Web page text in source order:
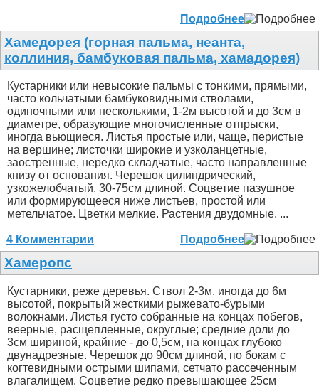
Подробнее
Хамедорея (горная пальма, неанта,
коллиния, бамбуковая пальма, хамадорея)
Кустарники или невысокие пальмы с тонкими, прямыми,
часто кольчатыми бамбуковидными стволами,
одиночными или несколькими, 1-2м высотой и до 3см в
диаметре, образующие многочисленные отпрыски,
иногда вьющиеся. Листья простые или, чаще, перистые
на вершине; листочки широкие и узколанцетные,
заостренные, нередко складчатые, часто направленные
книзу от основания. Черешок цилиндрический,
узкожелобчатый, 30-75см длиной. Соцветие пазушное
или формирующееся ниже листьев, простой или
метельчатое. Цветки мелкие. Растения двудомные. ...
4 Комментарии Подробнее
Хамеропс
Кустарники, реже деревья. Ствол 2-3м, иногда до 6м
высотой, покрытый жесткими рыжевато-бурыми
волокнами. Листья густо собранные на концах побегов,
веерные, расщепленные, округлые; средние доли до
3см шириной, крайние - до 0,5см, на концах глубоко
двунадрезные. Черешок до 90см длиной, по бокам с
когтевидными острыми шипами, сетчато рассеченным
влагалищем. Соцветие редко превышающее 25см